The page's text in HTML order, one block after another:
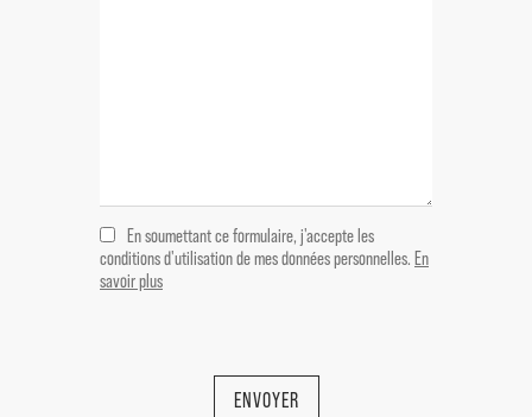
En soumettant ce formulaire, j'accepte les
conditions d'utilisation de mes données personnelles. En
savoir plus
ENVOYER